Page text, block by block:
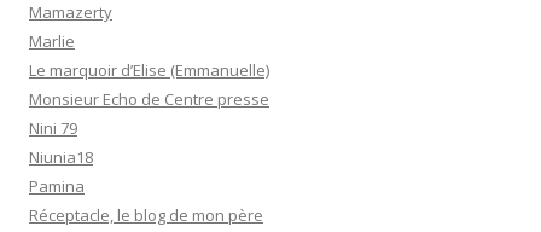
Mamazerty
Marlie
Le marquoir d’Elise (Emmanuelle)
Monsieur Echo de Centre presse
Nini 79
Niunia18
Pamina
Réceptacle, le blog de mon père